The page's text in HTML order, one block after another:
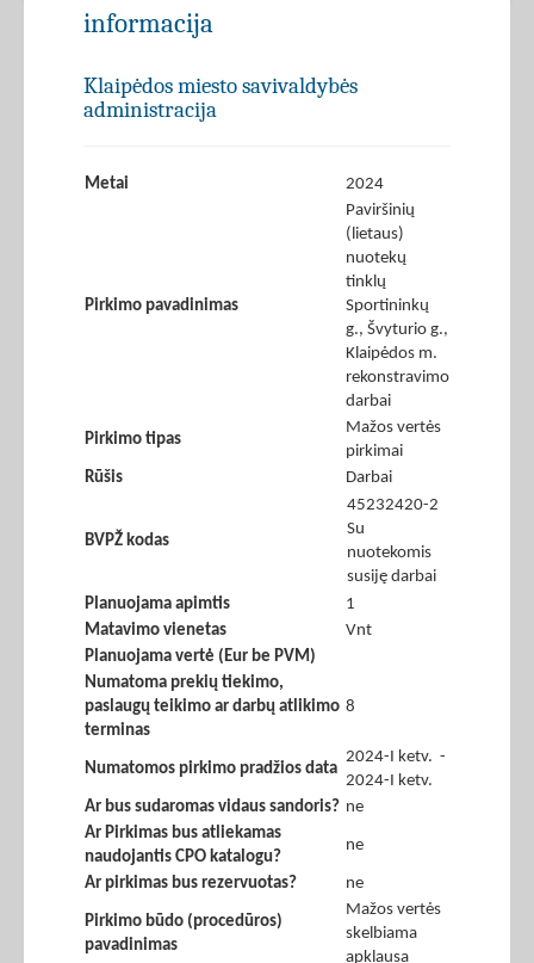
informacija
Klaipėdos miesto savivaldybės
administracija
Metai 2024
Pirkimo pavadinimas
Paviršinių
(lietaus)
nuotekų
tinklų
Sportininkų
g., Švyturio g.,
Klaipėdos m.
rekonstravimo
darbai
Pirkimo tipas
Mažos vertės
pirkimai
Rūšis
Darbai
BVPŽ kodas
45232420-2
Su
nuotekomis
susiję darbai
Planuojama apimtis
1
Matavimo vienetas
Vnt
Planuojama vertė (Eur be PVM)
Numatoma prekių tiekimo,
paslaugų teikimo ar darbų atlikimo
terminas
8
Numatomos pirkimo pradžios data
2024-I ketv. -
2024-I ketv.
Ar bus sudaromas vidaus sandoris? ne
Ar Pirkimas bus atliekamas
naudojantis CPO katalogu?
ne
Ar pirkimas bus rezervuotas? ne
Pirkimo būdo (procedūros)
pavadinimas
Mažos vertės
skelbiama
apklausa